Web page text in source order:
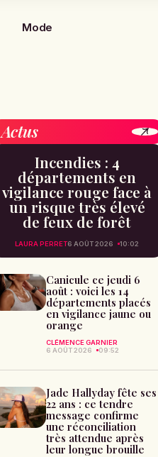
Mode
Actus
Incendies : 4
départements en
vigilance rouge face à
un risque très élevé
de feux de forêt
LAURA PERRET6 AOÛT 2026 10:02
Canicule ce jeudi 6
août : voici les 14
départements placés
en vigilance jaune ou
orange
CLÉMENCE GARNIER
6 AOÛT 2026
09:52
Jade Hallyday fête ses
22 ans : ce tendre
message confirme
une réconciliation
très attendue après
leur longue brouille